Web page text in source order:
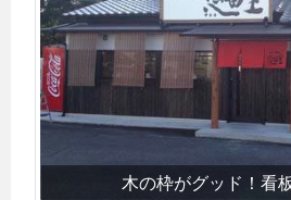
木の枠がグッド！